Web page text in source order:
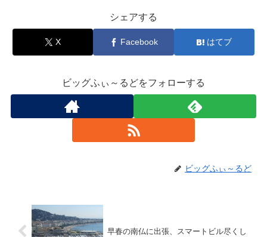
シェアする
X Facebook はてブ
ビッグふぃ～るどをフォローする
ビッグふぃ～るど
早春の南仏に出張、スマートビル尽くし